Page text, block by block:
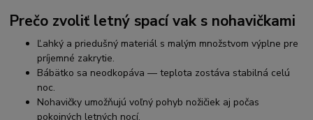
Prečo zvoliť letný spací vak s nohavičkami
Ľahký a priedušný materiál s malým množstvom výplne pre
príjemné zakrytie.
Bábätko sa neodkopáva — teplota zostáva stabilná celú
noc.
Nohavičky umožňujú voľný pohyb nožičiek aj počas
pokojných letných nocí.